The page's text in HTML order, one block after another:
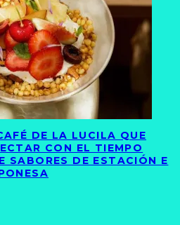
DE LA LUCILA QUE
CON EL TIEMPO
SABORES DE ESTACIÓN E